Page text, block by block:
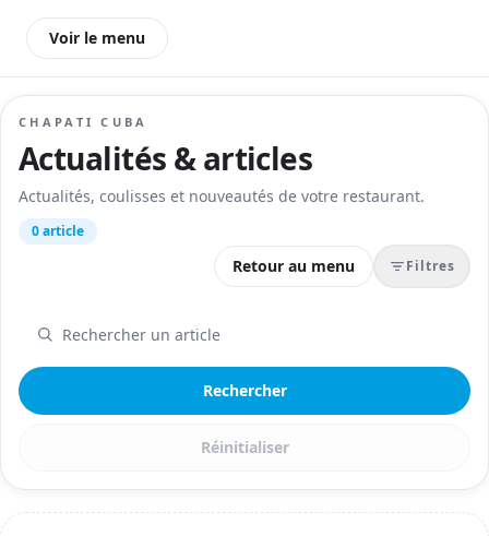
Voir le menu
CHAPATI CUBA
Actualités & articles
Actualités, coulisses et nouveautés de votre restaurant.
0 article
Retour au menu Filtres
Rechercher
Réinitialiser